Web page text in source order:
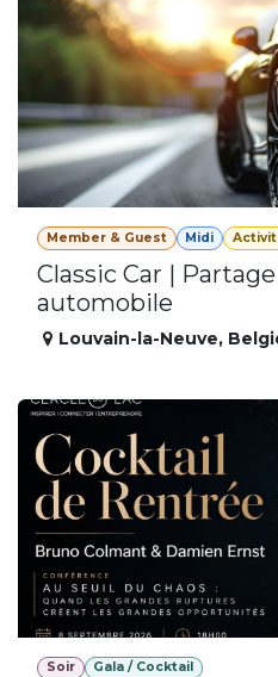
Member & Guest Midi
Classic Car |
automobile
Louvain-la-Neuve,
Soir Gala / Cocktail